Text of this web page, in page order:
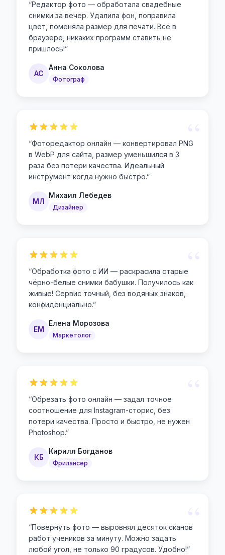
“Редактор фото — обработала свадебные
снимки за вечер. Удалила фон, поправила
цвет, поменяла размер для печати. Всё в
браузере, никаких программ ставить не
пришлось!”
АС
Анна Соколова
Фотограф
“
“Фоторедактор онлайн — конвертировал PNG
в WebP для сайта, размер уменьшился в 3
раза без потери качества. Идеальный
инструмент когда нужно быстро.”
МЛ
Михаил Лебедев
Дизайнер
“
“Обработка фото с ИИ — раскрасила старые
чёрно-белые снимки бабушки. Получилось как
живые! Сервис точный, без водяных знаков,
конфиденциально.”
ЕМ
Елена Морозова
Маркетолог
“Обрезать фото онлайн — задал точное
соотношение для Instagram-сторис, без
потери качества. Просто и быстро, не нужен
Photoshop.”
КБ
Кирилл Богданов
Фрилансер
“
“Повернуть фото — выровнял десяток сканов
работ учеников за минуту. Можно задать
любой угол, не только 90 градусов. Удобно!”